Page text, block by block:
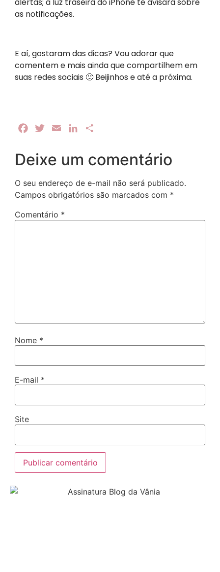
as notificações.
E aí, gostaram das dicas? Vou adorar que
comentem e mais ainda que compartilhem em
suas redes sociais 🙂 Beijinhos e até a próxima.
FacebookTwitterEmail LinkedIn
Deixe um comentário
O seu endereço de e-mail não será publicado.
Campos obrigatórios são marcados com *
Comentário *
Nome *
E-mail *
Site